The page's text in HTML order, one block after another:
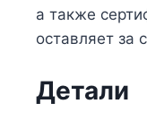
а также
оставляет за
Детали